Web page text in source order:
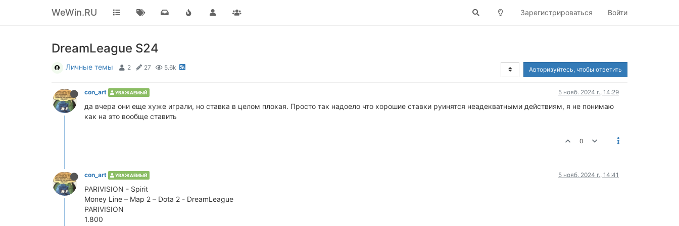
WeWin.RU Зарегистрироваться Войти
DreamLeague S24
Личные темы 2 27 5.6k Авторизуйтесь, чтобы ответить
сon_art УВАЖАЕМЫЙ 5 нояб. 2024 г., 14:29
да вчера они еще хуже играли, но ставка в целом плохая. Просто так надоело что хорошие ставки руинятся неадекватными действиям, я не понимаю
как на это вообще ставить
0
сon_art УВАЖАЕМЫЙ 5 нояб. 2024 г., 14:41
PARIVISION - Spirit
Money Line – Map 2 – Dota 2 - DreamLeague
PARIVISION
1.800